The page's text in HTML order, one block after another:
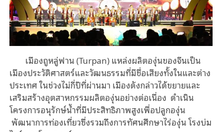
เมืองถูหลู่ฟาน (Turpan) แหล่งผลิตองุ่นของจีนเป็น
เมืองประวัติศาสตร์และวัฒนธรรมที่มีชื่อเสียงทั้งในและต่าง
ประเทศ ในช่วงไม่กี่ปีที่ผ่านมา เมืองดังกล่าวได้ขยายและ
เสริมสร้างอุตสาหกรรมผลิตองุ่นอย่างต่อเนื่อง ดําเนิน
โครงการอนุรักษ์น้ำที่มีประสิทธิภาพสูงเพื่อปลูกองุ่น
พัฒนาการท่องเที่ยวซึ่งรวมถึงการทัศนศึกษาไร่องุ่น โรงบ่ม